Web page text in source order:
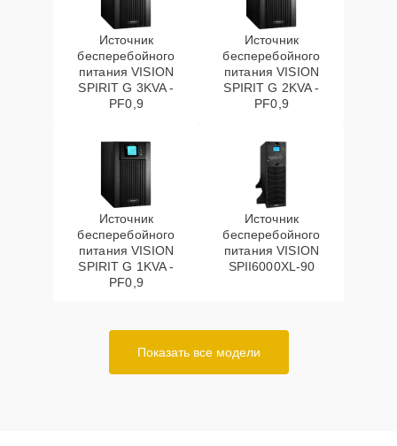
Источник
бесперебойного
питания VISION
SPIRIT G 3KVA -
PF0,9
Источник
бесперебойного
питания VISION
SPIRIT G 2KVA -
PF0,9
Источник
бесперебойного
питания VISION
SPIRIT G 1KVA -
PF0,9
Источник
бесперебойного
питания VISION
SPII6000XL-90
Показать все модели